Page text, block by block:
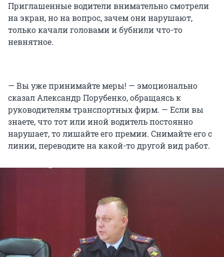
Приглашенные водители внимательно смотрели
на экран, но на вопрос, зачем они нарушают,
только качали головами и бубнили что-то
невнятное.
— Вы уже принимайте меры! — эмоционально
сказал Александр Порубенко, обращаясь к
руководителям транспортных фирм. — Если вы
знаете, что тот или иной водитель постоянно
нарушает, то лишайте его премии. Снимайте его с
линии, переводите на какой-то другой вид работ.